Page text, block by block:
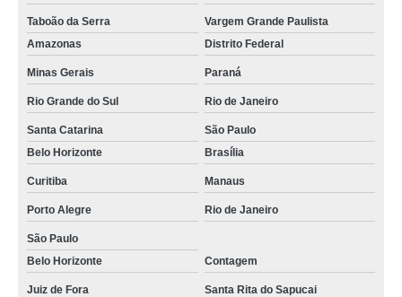
Taboão da Serra
Vargem Grande Paulista
Amazonas
Distrito Federal
Minas Gerais Paraná
Rio Grande do Sul Rio de Janeiro
Santa Catarina
São Paulo
Belo Horizonte
Brasília
Curitiba Manaus
Porto Alegre Rio de Janeiro
São Paulo
Belo Horizonte
Contagem
Juiz de Fora Santa Rita do Sapucai